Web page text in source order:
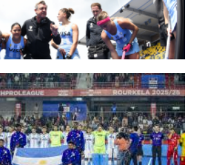
CONVOCADAS POR FERNANDO F...
el Mundial 2026 en Países Bajos y Bélgica.